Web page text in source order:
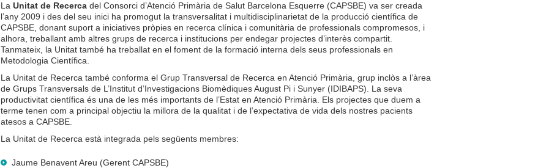
La Unitat de Recerca del Consorci d’Atenció Primària de Salut Barcelona Esquerre (CAPSBE) va ser creada
l’any 2009 i des del seu inici ha promogut la transversalitat i multidisciplinarietat de la producció científica de
CAPSBE, donant suport a iniciatives pròpies en recerca clínica i comunitària de professionals compromesos, i
alhora, treballant amb altres grups de recerca i institucions per endegar projectes d’interès compartit.
Tanmateix, la Unitat també ha treballat en el foment de la formació interna dels seus professionals en
Metodologia Científica.
La Unitat de Recerca també conforma el Grup Transversal de Recerca en Atenció Primària, grup inclòs a l’àrea
de Grups Transversals de L’Institut d’Investigacions Biomèdiques August Pi i Sunyer (IDIBAPS). La seva
productivitat científica és una de les més importants de l’Estat en Atenció Primària. Els projectes que duem a
terme tenen com a principal objectiu la millora de la qualitat i de l’expectativa de vida dels nostres pacients
atesos a CAPSBE.
La Unitat de Recerca està integrada pels següents membres:
Jaume Benavent Areu (Gerent CAPSBE)